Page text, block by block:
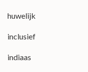
huwelijk
inclusief
indiaas